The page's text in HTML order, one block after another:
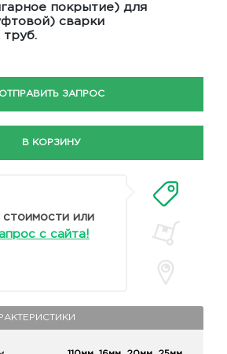
покрытие) для
сварки
труб.
ОТПРАВИТЬ ЗАПРОС
В КОРЗИНУ
стоимости или
с сайта!